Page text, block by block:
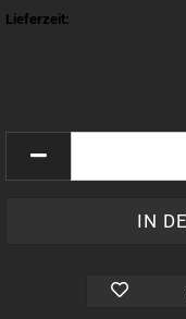
Lieferzeit: